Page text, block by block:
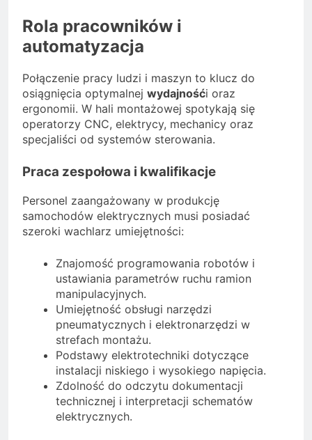
Rola pracowników i
automatyzacja
Połączenie pracy ludzi i maszyn to klucz do
osiągnięcia optymalnej wydajnośći oraz
ergonomii. W hali montażowej spotykają się
operatorzy CNC, elektrycy, mechanicy oraz
specjaliści od systemów sterowania.
Praca zespołowa i kwalifikacje
Personel zaangażowany w produkcję
samochodów elektrycznych musi posiadać
szeroki wachlarz umiejętności:
Znajomość programowania robotów i
ustawiania parametrów ruchu ramion
manipulacyjnych.
Umiejętność obsługi narzędzi
pneumatycznych i elektronarzędzi w
strefach montażu.
Podstawy elektrotechniki dotyczące
instalacji niskiego i wysokiego napięcia.
Zdolność do odczytu dokumentacji
technicznej i interpretacji schematów
elektrycznych.